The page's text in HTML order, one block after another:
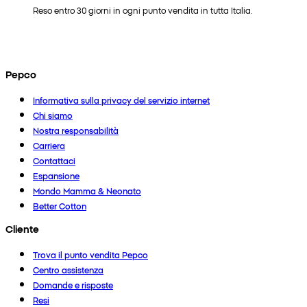
Reso entro 30 giorni in ogni punto vendita in tutta Italia.
Pepco
Informativa sulla privacy del servizio internet
Chi siamo
Nostra responsabilità
Carriera
Contattaci
Espansione
Mondo Mamma & Neonato
Better Cotton
Cliente
Trova il punto vendita Pepco
Centro assistenza
Domande e risposte
Resi